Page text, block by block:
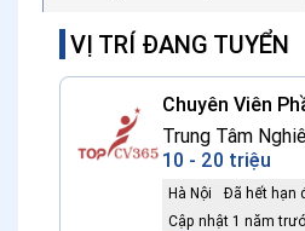
VỊ TRÍ ĐANG TUYỂN
Chuyên Viên
Kỹ Sư Công
Tin Mobifone -
Trung Tâm
Phát Triển
Công Ty Viễn
Mobifone
10 - 20 triệu
Hà Nội
Đã hết hạn
Cập nhật 1 năm